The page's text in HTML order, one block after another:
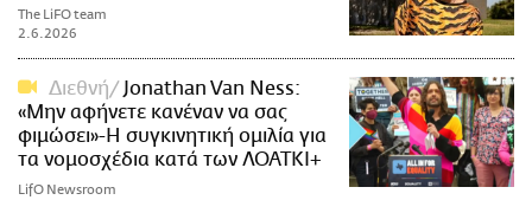
The LiFO team
2.6.2026
Διεθνή
Jonathan Van Ness:
«Μην αφήνετε κανέναν να σας
φιμώσει»-Η συγκινητική ομιλία για
τα νομοσχέδια κατά των ΛΟΑΤΚΙ+
LifO Newsroom